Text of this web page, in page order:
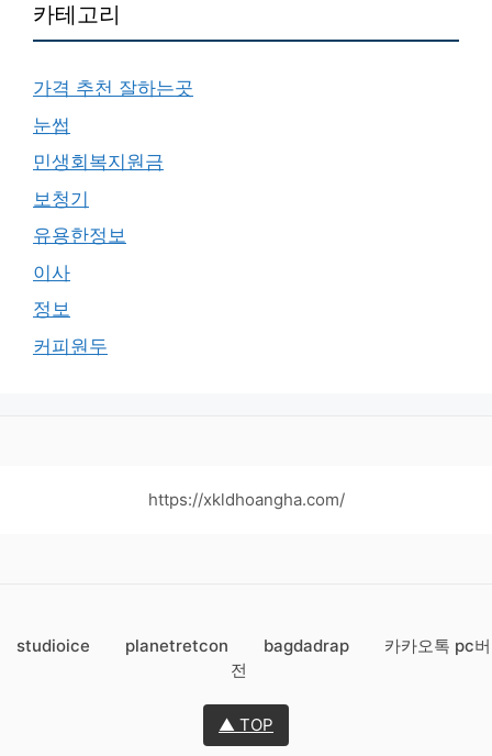
카테고리
가격 추천 잘하는곳
눈썹
민생회복지원금
보청기
유용한정보
이사
정보
커피원두
https://xkldhoangha.com/
studioice planetretcon bagdadrap
카카오톡 pc버
전
▲ TOP